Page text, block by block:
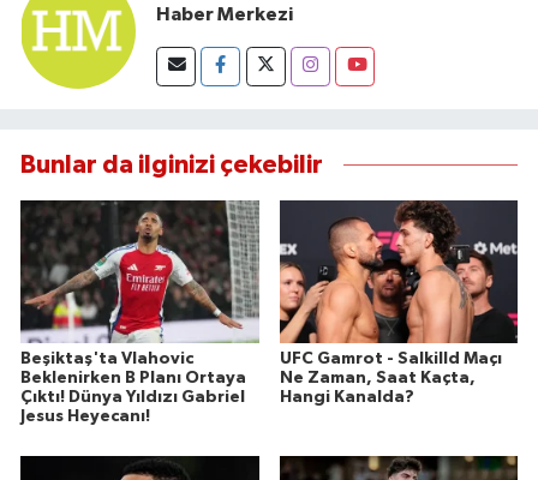
Haber Merkezi
Bunlar da ilginizi çekebilir
Beşiktaş'ta Vlahovic
Beklenirken B Planı Ortaya
Çıktı! Dünya Yıldızı Gabriel
Jesus Heyecanı!
UFC Gamrot - Salkilld Maçı
Ne Zaman, Saat Kaçta,
Hangi Kanalda?
Susurluk
TARİHTE BUGÜN
TEKNOLOJİ
Trend
TÜRKİYE
VİZYONDAKİLER
YAŞAM